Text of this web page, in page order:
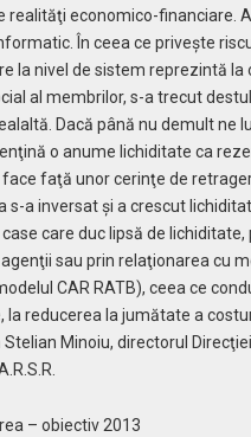
realităţi economico-financiare.
În ceea ce priveşte
la nivel de sistem reprezintă la
al membrilor, s-a trecut
Dacă până nu demult ne
o anume lichiditate ca
faţă unor cerinţe de
s-a inversat şi a crescut
care duc lipsă de
sau prin relaţionarea cu
CAR RATB), ceea ce
la reducerea la jumătate a
Minoiu, directorul
– obiectiv 2013